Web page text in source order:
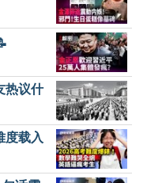
热议什
度载入